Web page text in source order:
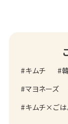
キムチ
マヨネーズ
キムチ×ごは